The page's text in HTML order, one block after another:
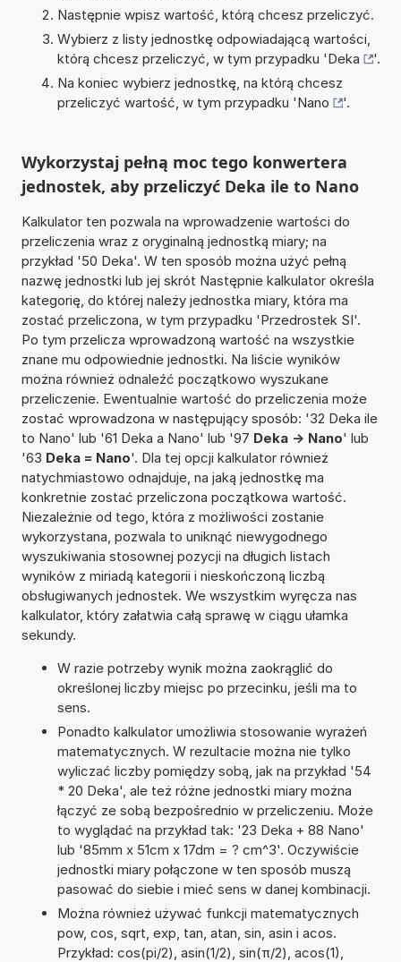
Następnie wpisz wartość, którą chcesz przeliczyć.
Wybierz z listy jednostkę odpowiadającą wartości,
którą chcesz przeliczyć, w tym przypadku 'Deka
'.
Na koniec wybierz jednostkę, na którą chcesz
przeliczyć wartość, w tym przypadku 'Nano '.
Wykorzystaj pełną moc tego konwertera
jednostek, aby przeliczyć Deka ile to Nano
Kalkulator ten pozwala na wprowadzenie wartości do
przeliczenia wraz z oryginalną jednostką miary; na
przykład '50 Deka'. W ten sposób można użyć pełną
nazwę jednostki lub jej skrót Następnie kalkulator określa
kategorię, do której należy jednostka miary, która ma
zostać przeliczona, w tym przypadku 'Przedrostek SI'.
Po tym przelicza wprowadzoną wartość na wszystkie
znane mu odpowiednie jednostki. Na liście wyników
można również odnaleźć początkowo wyszukane
przeliczenie. Ewentualnie wartość do przeliczenia może
zostać wprowadzona w następujący sposób: '32 Deka ile
to Nano' lub '61 Deka a Nano' lub '97 Deka -> Nano' lub
'63 Deka = Nano'. Dla tej opcji kalkulator również
natychmiastowo odnajduje, na jaką jednostkę ma
konkretnie zostać przeliczona początkowa wartość.
Niezależnie od tego, która z możliwości zostanie
wykorzystana, pozwala to uniknąć niewygodnego
wyszukiwania stosownej pozycji na długich listach
wyników z miriadą kategorii i nieskończoną liczbą
obsługiwanych jednostek. We wszystkim wyręcza nas
kalkulator, który załatwia całą sprawę w ciągu ułamka
sekundy.
W razie potrzeby wynik można zaokrąglić do
określonej liczby miejsc po przecinku, jeśli ma to
sens.
Ponadto kalkulator umożliwia stosowanie wyrażeń
matematycznych. W rezultacie można nie tylko
wyliczać liczby pomiędzy sobą, jak na przykład '54
* 20 Deka', ale też różne jednostki miary można
łączyć ze sobą bezpośrednio w przeliczeniu. Może
to wyglądać na przykład tak: '23 Deka + 88 Nano'
lub '85mm x 51cm x 17dm = ? cm^3'. Oczywiście
jednostki miary połączone w ten sposób muszą
pasować do siebie i mieć sens w danej kombinacji.
Można również używać funkcji matematycznych
pow, cos, sqrt, exp, tan, atan, sin, asin i acos.
Przykład: cos(pi/2), asin(1/2), sin(π/2), acos(1),